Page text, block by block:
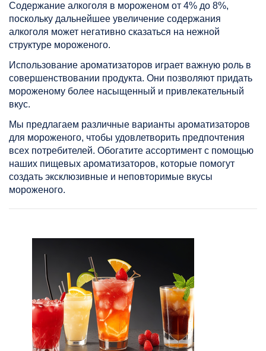
Содержание алкоголя в мороженом от 4% до 8%,
поскольку дальнейшее увеличение содержания
алкоголя может негативно сказаться на нежной
структуре мороженого.
Использование ароматизаторов играет важную роль в
совершенствовании продукта. Они позволяют придать
мороженому более насыщенный и привлекательный
вкус.
Мы предлагаем различные варианты ароматизаторов
для мороженого, чтобы удовлетворить предпочтения
всех потребителей. Обогатите ассортимент с помощью
наших пищевых ароматизаторов, которые помогут
создать эксклюзивные и неповторимые вкусы
мороженого.